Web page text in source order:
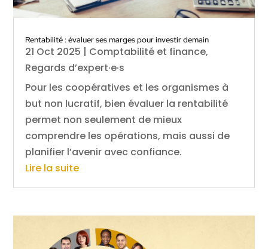
Rentabilité : évaluer ses marges pour investir demain
21 Oct 2025 | Comptabilité et finance,
Regards d’expert·e·s
Pour les coopératives et les organismes à
but non lucratif, bien évaluer la rentabilité
permet non seulement de mieux
comprendre les opérations, mais aussi de
planifier l’avenir avec confiance.
Lire la suite